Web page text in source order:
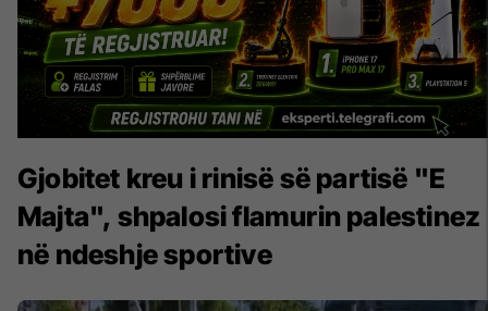
Gjobitet kreu i rinisë së partisë "E
Majta", shpalosi flamurin palestinez
në ndeshje sportive